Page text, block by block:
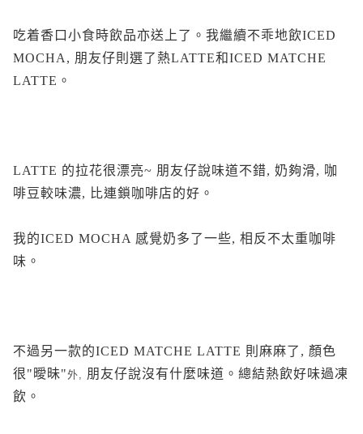
吃着香口小食時飲品亦送上了。我繼續不乖地飲ICED
MOCHA, 朋友仔則選了熱LATTE和ICED MATCHE
LATTE。
LATTE 的拉花很漂亮~ 朋友仔說味道不錯, 奶夠滑, 咖
啡豆較味濃, 比連鎖咖啡店的好。
我的ICED MOCHA 感覺奶多了一些, 相反不太重咖啡
味。
不過另一款的ICED MATCHE LATTE 則麻麻了, 顏色
很"曖昧"外, 朋友仔說沒有什麼味道。總結熱飲好味過凍
飲。